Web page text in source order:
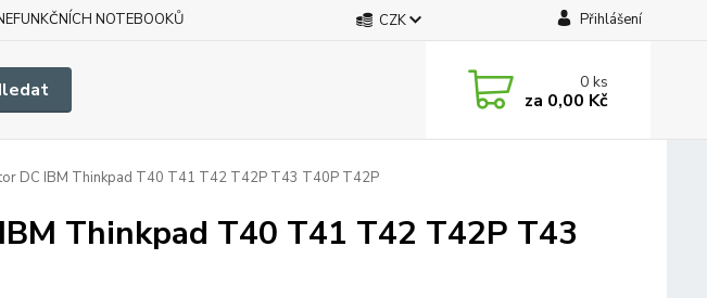
NOTEBOOKŮ CZK Přihlášení
0ks
za 0,00 Kč
DC IBM Thinkpad T40 T41 T42 T42P T43 T40P T42P
Thinkpad T40 T41 T42 T42P T43